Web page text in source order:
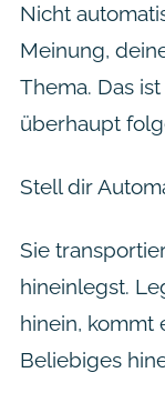
Nicht
Meinung,
Thema. Das
überhaupt
Stell dir
Sie
hineinlegst.
hinein, kommt
Beliebiges